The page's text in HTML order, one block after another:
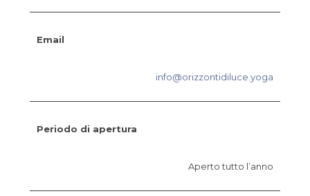
Email
info@orizzontidiluce.yoga
Periodo di apertura
Aperto tutto l’anno